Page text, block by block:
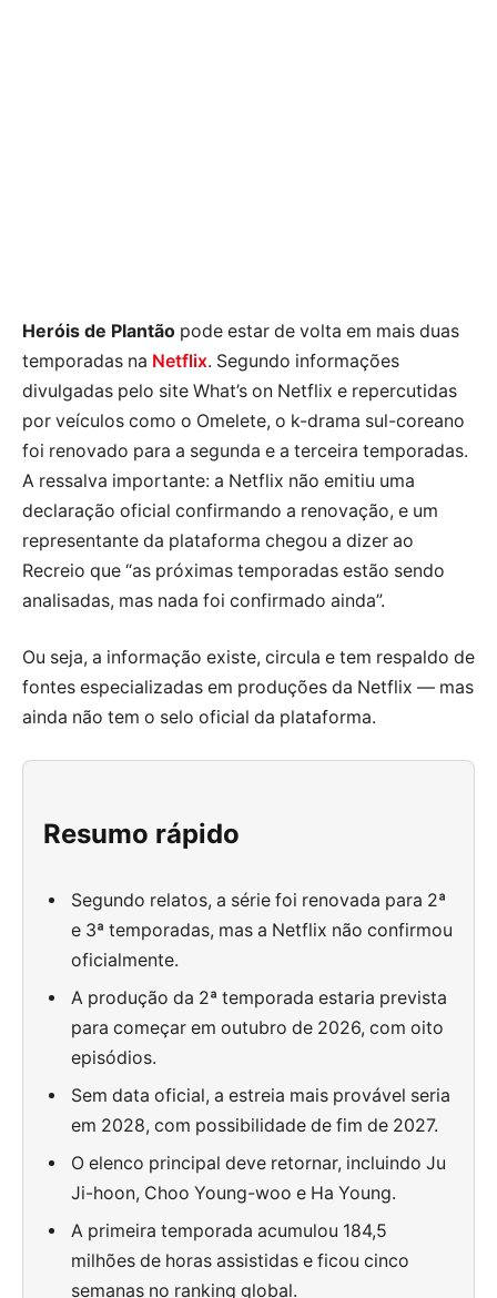
Heróis de Plantão pode estar de volta em mais duas
temporadas na Netflix. Segundo informações
divulgadas pelo site What’s on Netflix e repercutidas
por veículos como o Omelete, o k-drama sul-coreano
foi renovado para a segunda e a terceira temporadas.
A ressalva importante: a Netflix não emitiu uma
declaração oficial confirmando a renovação, e um
representante da plataforma chegou a dizer ao
Recreio que “as próximas temporadas estão sendo
analisadas, mas nada foi confirmado ainda”.
Ou seja, a informação existe, circula e tem respaldo de
fontes especializadas em produções da Netflix — mas
ainda não tem o selo oficial da plataforma.
Resumo rápido
Segundo relatos, a série foi renovada para 2ª
e 3ª temporadas, mas a Netflix não confirmou
oficialmente.
A produção da 2ª temporada estaria prevista
para começar em outubro de 2026, com oito
episódios.
Sem data oficial, a estreia mais provável seria
em 2028, com possibilidade de fim de 2027.
O elenco principal deve retornar, incluindo Ju
Ji-hoon, Choo Young-woo e Ha Young.
A primeira temporada acumulou 184,5
milhões de horas assistidas e ficou cinco
semanas no ranking global.